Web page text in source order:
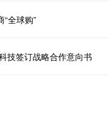
全球购”
技签订战略合作意向书